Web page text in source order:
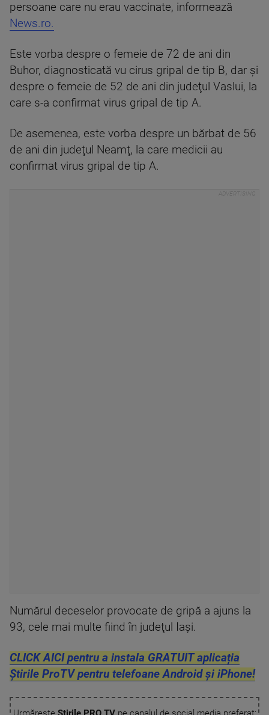
persoane care nu erau vaccinate, informează
News.ro.
Este vorba despre o femeie de 72 de ani din
Buhor, diagnosticată vu cirus gripal de tip B, dar şi
despre o femeie de 52 de ani din judeţul Vaslui, la
care s-a confirmat virus gripal de tip A.
De asemenea, este vorba despre un bărbat de 56
de ani din judeţul Neamţ, la care medicii au
confirmat virus gripal de tip A.
Numărul deceselor provocate de gripă a ajuns la
93, cele mai multe fiind în judeţul Iaşi.
CLICK AICI pentru a instala GRATUIT aplicația
Știrile ProTV pentru telefoane Android și iPhone!